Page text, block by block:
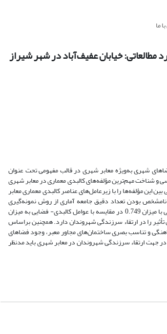
ما
مطالعاتی: خیابان عفیف‌آباد در شهر شیراز
شهری به‌ویژه معابر شهری در قالب مفهومی تحت عنوان
شناخت مهم‌ترین مؤلفه‌های کالبدی معماری در معابر شهری
این مؤلفه‌ها را با زیرعامل‌های عناصر کالبدی معماری معابر
بودن تعداد دقیق جامعه آماری از روش نمونه‌گیری
غیر‌احتمالی هدفمند در این پژوهش استفاده شده است. نتایج این پژوهش بیانگر آن است که عوامل روانی- اجتماعی با میزان 0.749 در مقایسه با عوامل کالبدی- فضایی به میزان
0.514 در خیابان عفیف‌آباد شیراز بیشترین تأثیر را در ارتقاء سرزندگی شهروندان دارد. همچنین براساس
و تناسب بصری ساختمان‌های مجاور معبر، وجود فضاهای
ارتقاء سرزندگی شهروندان در معابر شهری باید مد‌نظر